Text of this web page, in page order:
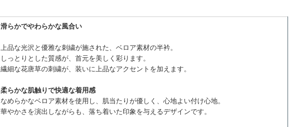
滑らかでやわらかな風合い
上品な光沢と優雅な刺繍が施された、ベロア素材の半衿。
しっとりとした質感が、首元を美しく彩ります。
繊細な花唐草の刺繍が、装いに上品なアクセントを加えます。
柔らかな肌触りで快適な着用感
なめらかなベロア素材を使用し、肌当たりが優しく、心地よい付け心地。
華やかさを演出しながらも、落ち着いた印象を与えるデザインです。